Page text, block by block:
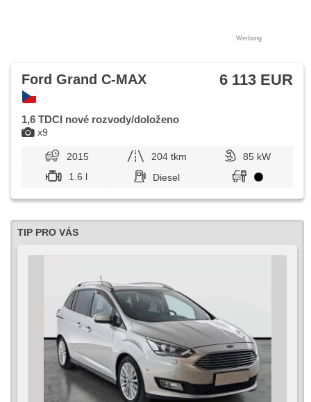
Werbung
x9
Ford Grand C-MAX 6 113 EUR
1,6 TDCI nové rozvody/doloženo
2015 204 tkm
85 kW
1.6 l
Diesel
TIP PRO VÁS